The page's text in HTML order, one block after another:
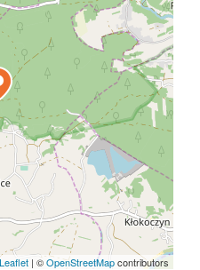
Leaflet | ©OpenStreetMapcontributors